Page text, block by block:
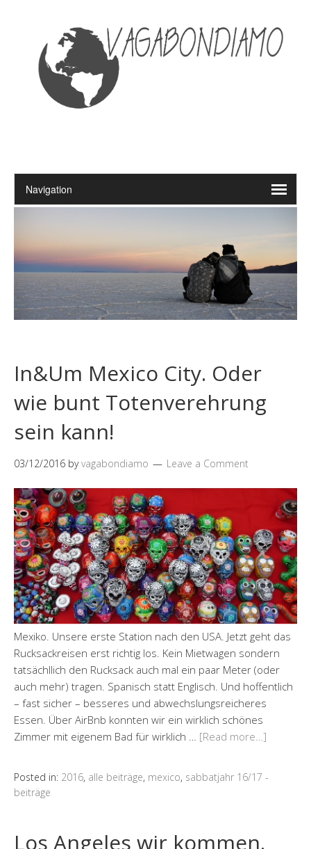
In&Um Mexico City. Oder
wie bunt Totenverehrung
sein kann!
03/12/2016 byvagabondiamo Leave a Comment
Mexiko. Unsere erste Station nach den USA. Jetzt geht das
Rucksackreisen erst richtig los. Kein Mietwagen sondern
tatsächllich den Rucksack auch mal ein paar Meter (oder
auch mehr) tragen. Spanisch statt Englisch. Und hoffentlich
– fast sicher – besseres und abwechslungsreicheres
Essen. Über AirBnb konnten wir ein wirklich schönes
Zimmer mit eigenem Bad für wirklich … [Read more…]
Posted in: 2016, alle beiträge, mexico, sabbatjahr 16/17 -
beiträge
Los Angeles wir kommen.